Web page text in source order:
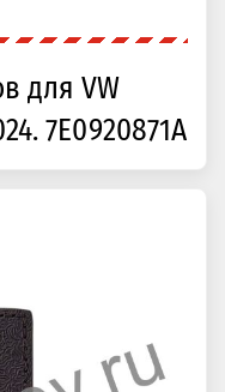
для VW
7E0920871A